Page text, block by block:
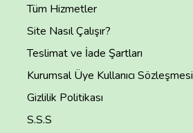
Tüm Hizmetler
Site Nasıl Çalışır?
Teslimat ve İade Şartları
Kurumsal Üye Kullanıcı Sözleşmesi
Gizlilik Politikası
S.S.S